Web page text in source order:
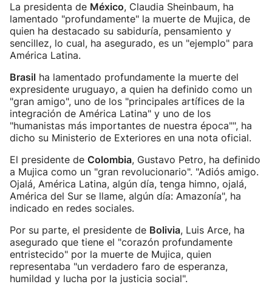
La presidenta de México, Claudia Sheinbaum, ha
lamentado "profundamente" la muerte de Mujica, de
quien ha destacado su sabiduría, pensamiento y
sencillez, lo cual, ha asegurado, es un "ejemplo" para
América Latina.
Brasil ha lamentado profundamente la muerte del
expresidente uruguayo, a quien ha definido como un
"gran amigo", uno de los "principales artífices de la
integración de América Latina" y uno de los
"humanistas más importantes de nuestra época"", ha
dicho su Ministerio de Exteriores en una nota oficial.
El presidente de Colombia, Gustavo Petro, ha definido
a Mujica como un "gran revolucionario". "Adiós amigo.
Ojalá, América Latina, algún día, tenga himno, ojalá,
América del Sur se llame, algún día: Amazonía", ha
indicado en redes sociales.
Por su parte, el presidente de Bolivia, Luis Arce, ha
asegurado que tiene el "corazón profundamente
entristecido" por la muerte de Mujica, quien
representaba "un verdadero faro de esperanza,
humildad y lucha por la justicia social".